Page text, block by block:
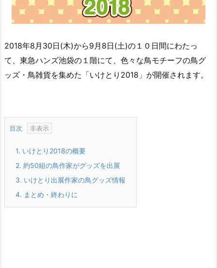
2018年8月30日(木)から9月8日(土)の１０日間にわたっ
て、東急ハンズ池袋の１階にて、色々な鳥モチーフの鳥グ
ッズ・鳥雑貨を集めた「いけとり2018」が開催されます。
目次
1. いけとり2018の概要
2. 約50組の鳥作家がグッズを出展
3. いけとり出展作家の鳥グッズ情報
4. まとめ・終わりに